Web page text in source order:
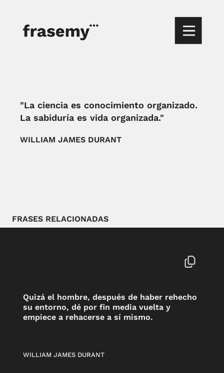
"La ciencia es conocimiento organizado.
La sabiduría es vida organizada."
WILLIAM JAMES DURANT
FRASES RELACIONADAS
Quizá el hombre, después de haber rehecho
su entorno, dé por fin media vuelta y
empiece a rehacerse a sí mismo.
WILLIAM JAMES DURANT